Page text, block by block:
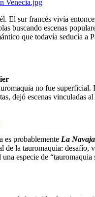
El sur francés vivía
buscando escenas
que todavía seducía a
no fue
dejó escenas vinculadas
es probablemente La Navaja
la tauromaquia: desafío,
especie de “tauromaquia